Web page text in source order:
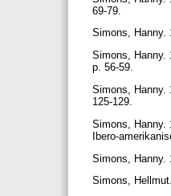
69-79.
Simons, Hanny.
Simons, Hanny.
p. 56-59.
Simons, Hanny.
125-129.
Simons, Hanny.
Ibero-
Simons, Hanny.
Simons,